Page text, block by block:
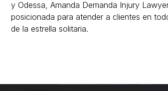
y Odessa, Amanda Demanda Injury
posicionada para atender a clientes en
de la estrella solitaria.